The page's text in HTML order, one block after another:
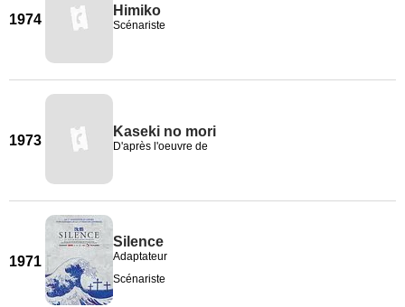
1974
Himiko
Scénariste
1973
Kaseki no mori
D'après l'oeuvre de
1971
Silence
Adaptateur
Scénariste